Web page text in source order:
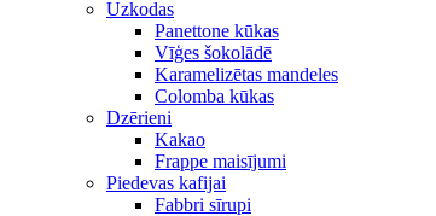
Uzkodas
Panettone kūkas
Vīģes šokolādē
Karamelizētas mandeles
Colomba kūkas
Dzērieni
Kakao
Frappe maisījumi
Piedevas kafijai
Fabbri sīrupi